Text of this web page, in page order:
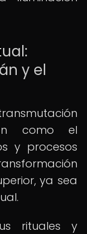
y el
como el
y procesos
ya sea
rituales y